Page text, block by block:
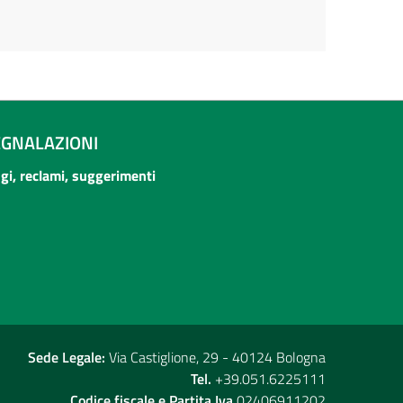
reclami, suggerimenti
Sede Legale: Via Castiglione, 29 - 40124 Bologna
Tel. +39.051.6225111